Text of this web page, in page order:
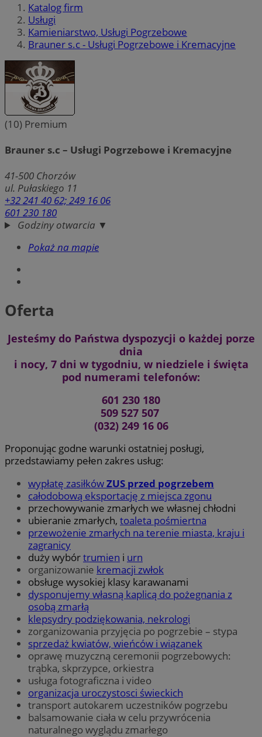
Katalog firm
Usługi
Kamieniarstwo, Usługi Pogrzebowe
Brauner s.c - Usługi Pogrzebowe i Kremacyjne
(10) Premium
Brauner s.c – Usługi Pogrzebowe i Kremacyjne
41-500 Chorzów
ul. Pułaskiego 11
+32 241 40 62; 249 16 06
601 230 180
Godziny otwarcia ▼
Pokaż na mapie
Oferta
Jesteśmy do Państwa dyspozycji o każdej porze
dnia
i nocy, 7 dni w tygodniu, w niedziele i święta
pod numerami telefonów:
601 230 180
509 527 507
(032) 249 16 06
Proponując godne warunki ostatniej posługi,
przedstawiamy pełen zakres usług:
wypłatę zasiłkówZUS przed pogrzebem
całodobową eksportację z miejsca zgonu
przechowywanie zmarłych we własnej chłodni
ubieranie zmarłych, toaleta pośmiertna
przewożenie zmarłych na terenie miasta, kraju i
zagranicy
duży wybórtrumien i urn
organizowanie kremacji zwłok
obsługe wysokiej klasy karawanami
dysponujemy własną kaplicą do pożegnania z
osobą zmarłą
klepsydry podziękowania, nekrologi
zorganizowania przyjęcia po pogrzebie – stypa
sprzedaż kwiatów, wieńców i wiązanek
oprawę muzyczną ceremonii pogrzebowych:
trąbka, skprzypce, orkiestra
usługa fotograficzna i video
organizacja uroczystosci świeckich
transport autokarem uczestników pogrzebu
balsamowanie ciała w celu przywrócenia
naturalnego wyglądu zmarłego